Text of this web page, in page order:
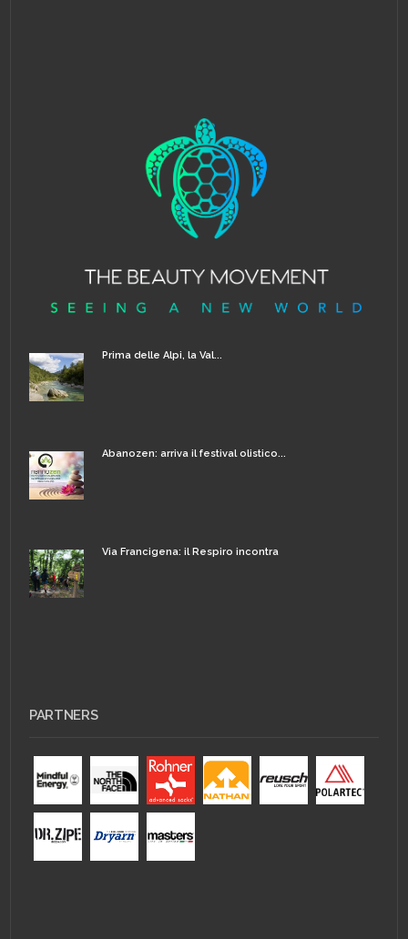
Prima delle Alpi, la Val...
Abanozen: arriva il festival olistico...
Via Francigena: il Respiro incontra
PARTNERS